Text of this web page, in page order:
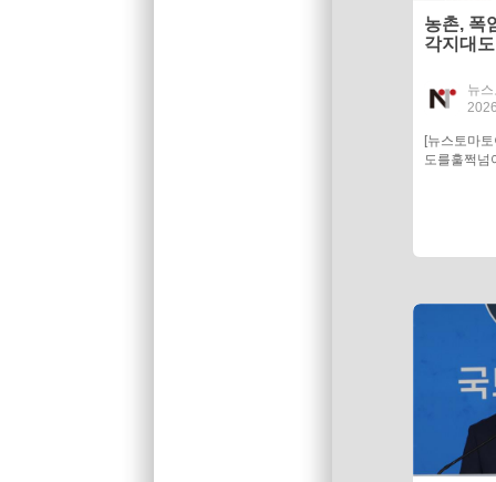
농촌, 폭
각지대
뉴
[뉴스토마
도를훌쩍넘